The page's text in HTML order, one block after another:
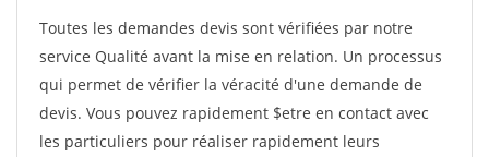
Toutes les demandes devis sont vérifiées par notre
service Qualité avant la mise en relation. Un processus
qui permet de vérifier la véracité d'une demande de
devis. Vous pouvez rapidement $etre en contact avec
les particuliers pour réaliser rapidement leurs